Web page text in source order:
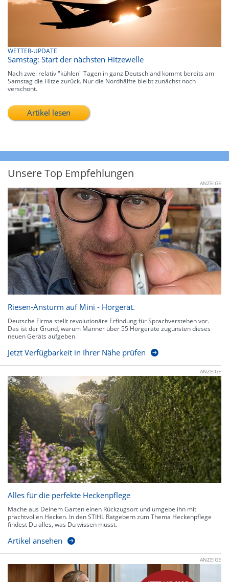
WETTER-UPDATE
Samstag: Start der nächsten Hitzewelle
Nach zwei relativ "kühlen" Tagen in ganz Deutschland kommt bereits am
Samstag die Hitze zurück. Nur die Nordhälfte bleibt zunächst noch
verschont.
Artikel lesen
Unsere Top Empfehlungen
ANZEIGE
Riesen-Ansturm auf Mini - Hörgerät.
Deutsche Firma stellt revolutionäre Erfindung für Sprachverstehen vor.
Das ist der Grund, warum Männer über 55 Hörgeräte zugunsten dieses
neuen Geräts aufgeben.
Jetzt Verfügbarkeit in Ihrer Nähe prüfen
ANZEIGE
Alles für die perfekte Heckenpflege
Mache aus Deinem Garten einen Rückzugsort und umgebe ihn mit
prachtvollen Hecken. In den STIHL Ratgebern zum Thema Heckenpflege
findest Du alles, was Du wissen musst.
Artikel ansehen
ANZEIGE